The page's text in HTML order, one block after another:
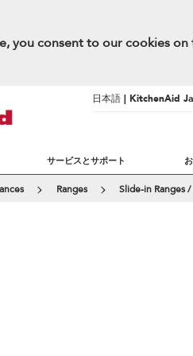
you consent to our cookies
日本語 | KitchenAid
サービスとサポート
Ranges Slide-in Ranges